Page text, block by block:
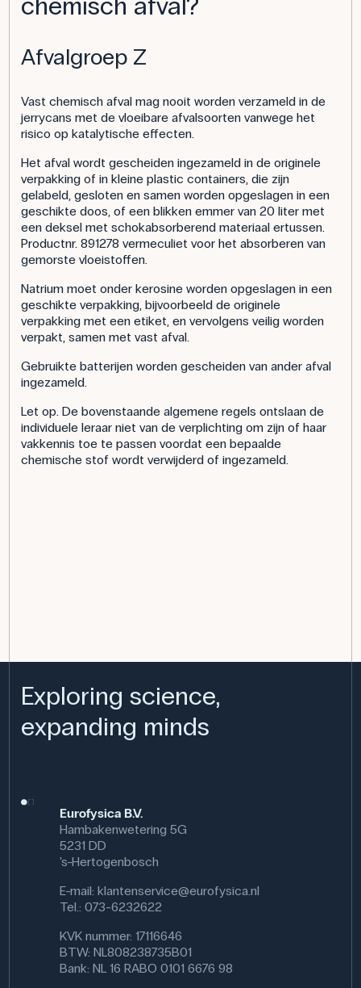
Afvalgroep Z
Vast chemisch afval mag nooit worden verzameld in de
jerrycans met de vloeibare afvalsoorten vanwege het
risico op katalytische effecten.
Het afval wordt gescheiden ingezameld in de originele
verpakking of in kleine plastic containers, die zijn
gelabeld, gesloten en samen worden opgeslagen in een
geschikte doos, of een blikken emmer van 20 liter met
een deksel met schokabsorberend materiaal ertussen.
Productnr. 891278 vermeculiet voor het absorberen van
gemorste vloeistoffen.
Natrium moet onder kerosine worden opgeslagen in een
geschikte verpakking, bijvoorbeeld de originele
verpakking met een etiket, en vervolgens veilig worden
verpakt, samen met vast afval.
Gebruikte batterijen worden gescheiden van ander afval
ingezameld.
Let op. De bovenstaande algemene regels ontslaan de
individuele leraar niet van de verplichting om zijn of haar
vakkennis toe te passen voordat een bepaalde
chemische stof wordt verwijderd of ingezameld.
Exploring science,
expanding minds
Eurofysica B.V.
Hambakenwetering 5G
5231 DD
's-Hertogenbosch
E-mail:klantenservice@eurofysica.nl
Tel.: 073-6232622
KVK nummer: 17116646
BTW: NL808238735B01
Bank: NL 16 RABO 0101 6676 98